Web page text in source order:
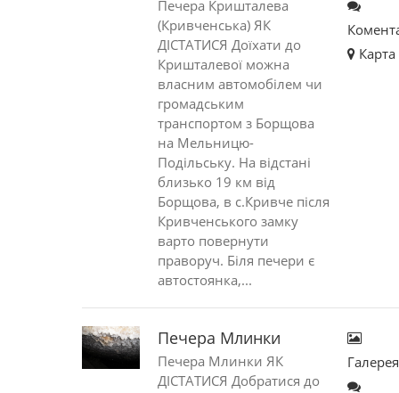
Печера Кришталева
(Кривченська) ЯК
ДІСТАТИСЯ Доїхати до
Кришталевої можна
власним авто­мобілем чи
громадським
транспортом з Борщова
на Мельницю-
Подільську. На відстані
близько 19 км від
Борщова, в с.Кривче після
Кривченського замку
варто повернути
праворуч. Біля печери є
автостоянка,...
Карта
Печера Млинки
Печера Млинки ЯК
ДІСТАТИСЯ Добратися до
Галерея